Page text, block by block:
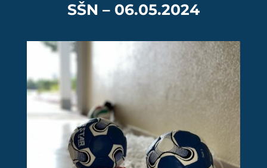
SŠN – 06.05.2024